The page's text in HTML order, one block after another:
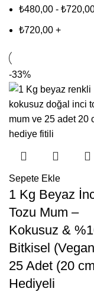
₺480,00 - ₺
₺720,00 +
-33%
Sepete Ekle
1 Kg Beyaz
Tozu Mum –
Kokusuz &
Bitkisel
25 Adet (20
Hediyeli